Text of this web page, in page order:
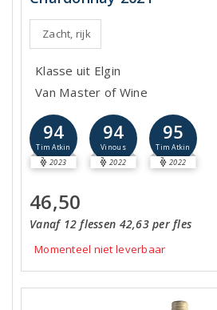
Zacht, rijk
Klasse uit Elgin
Van Master of Wine
94
Tim Atkin
2023
94
Vinous
2022
95
Tim Atkin
2022
46,50
Vanaf 12 flessen 42,63 per fles
Momenteel niet leverbaar